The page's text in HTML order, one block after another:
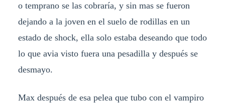
o temprano se las cobraría, y sin mas se fueron
dejando a la joven en el suelo de rodillas en un
estado de shock, ella solo estaba deseando que todo
lo que avia visto fuera una pesadilla y después se
desmayo.
Max después de esa pelea que tubo con el vampiro